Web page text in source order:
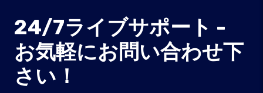
24/7ライブサポート -
お気軽にお問い合わせ下
さい！